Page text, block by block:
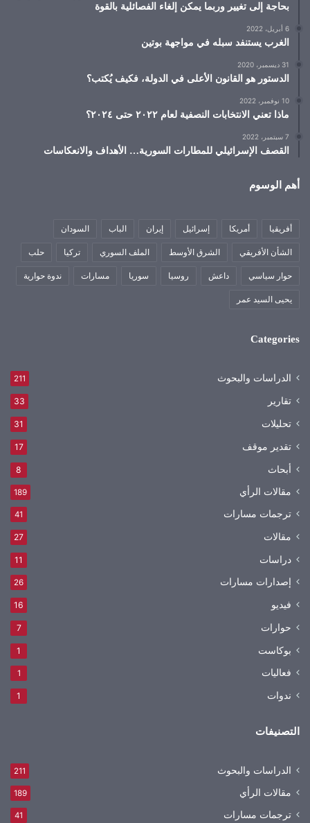
بحاجة إلى تغيير وربما يمكن إلغاء الفصائلية بالقوة
6 أبريل، 2022
الغرب يستنفد سبله في مواجهة بوتين
31 ديسمبر، 2020
الدستور هو القانون الأعلى في الدولة، فكيف يُكتب؟
10 نوفمبر، 2022
ماذا تعني الانتخابات النصفية لعام ٢٠٢٢ حتى ٢٠٢٤؟
7 سبتمبر، 2022
القصف الإسرائيلي للمطارات السورية… الأهداف والانعكاسات
أهم الوسوم
أفريقيا أمريكا إسرائيل إيران الباب السودان
الشأن الأفريقي الشرق الأوسط الملف السوري تركيا حلب
حوار سياسي داعش روسيا سوريا مسارات ندوة حوارية
يحيى السيد عمر
Categories
الدراسات والبحوث 211
تقارير 33
تحليلات 31
تقدير موقف 17
أبحاث 8
مقالات الرأي 189
ترجمات مسارات 41
مقالات 27
دراسات 11
إصدارات مسارات 26
فيديو 16
حوارات 7
بوكاست 1
فعاليات 1
ندوات 1
التصنيفات
الدراسات والبحوث 211
مقالات الرأي 189
ترجمات مسارات 41